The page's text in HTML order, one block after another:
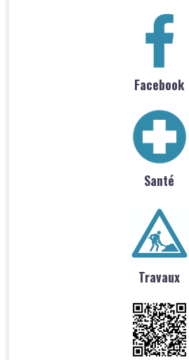
Facebook
Santé
Travaux